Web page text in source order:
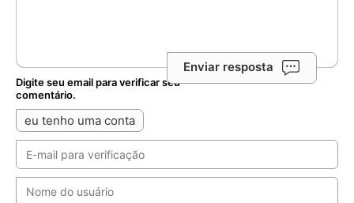
Enviar resposta
Digite seu email para verificar seu
comentário.
eu tenho uma conta